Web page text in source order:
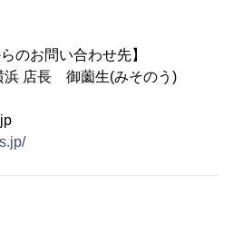
のお問い合わせ先】
浜 店長 御薗生(みそのう)